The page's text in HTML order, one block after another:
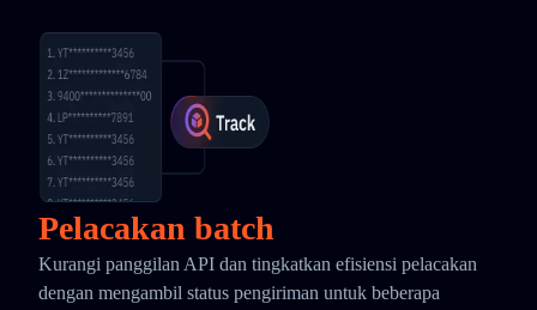
Pelacakan batch
Kurangi panggilan API dan tingkatkan efisiensi pelacakan
dengan mengambil status pengiriman untuk beberapa